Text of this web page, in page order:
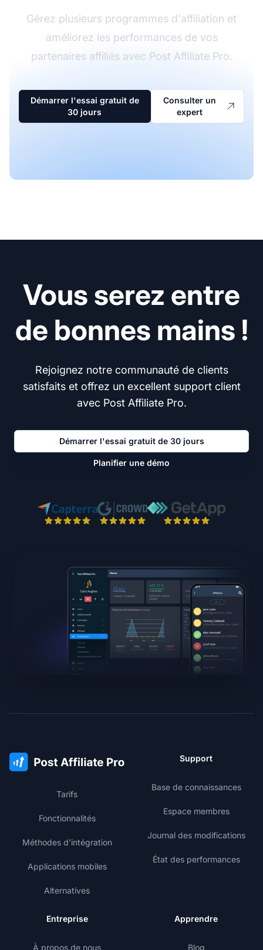
Gérez plusieurs programmes d'affiliation et
améliorez les performances de vos
partenaires affiliés avec Post Affiliate Pro.
Démarrer l'essai gratuit de
30 jours
Consulter un
expert
Vous serez entre
de bonnes mains !
Rejoignez notre communauté de clients
satisfaits et offrez un excellent support client
avec Post Affiliate Pro.
Démarrer l'essai gratuit de 30 jours
Planifier une démo
Tarifs
Fonctionnalités
Méthodes d'intégration
Applications mobiles
Alternatives
Support
Base de connaissances
Espace membres
Journal des modifications
État des performances
Entreprise
À propos de nous
Apprendre
Blog